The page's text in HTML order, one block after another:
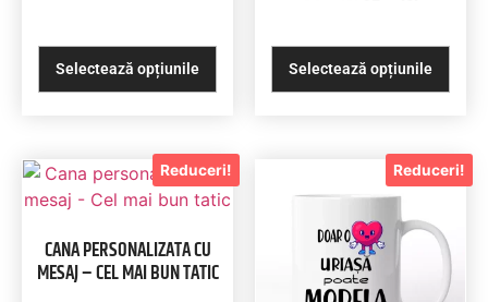
Selectează opțiunile Selectează opțiunile
Reduceri!
CANA PERSONALIZATA CU
MESAJ – CEL MAI BUN TATIC
Reduceri!